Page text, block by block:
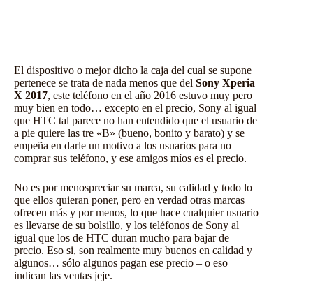
El dispositivo o mejor dicho la caja del cual se supone
pertenece se trata de nada menos que del Sony Xperia
X 2017, este teléfono en el año 2016 estuvo muy pero
muy bien en todo… excepto en el precio, Sony al igual
que HTC tal parece no han entendido que el usuario de
a pie quiere las tre «B» (bueno, bonito y barato) y se
empeña en darle un motivo a los usuarios para no
comprar sus teléfono, y ese amigos míos es el precio.
No es por menospreciar su marca, su calidad y todo lo
que ellos quieran poner, pero en verdad otras marcas
ofrecen más y por menos, lo que hace cualquier usuario
es llevarse de su bolsillo, y los teléfonos de Sony al
igual que los de HTC duran mucho para bajar de
precio. Eso si, son realmente muy buenos en calidad y
algunos… sólo algunos pagan ese precio – o eso
indican las ventas jeje.